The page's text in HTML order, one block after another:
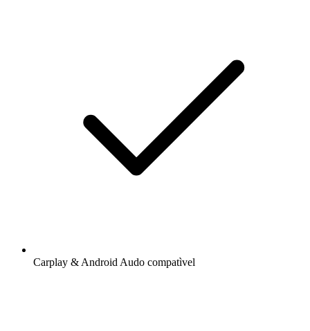
Carplay & Android Audo compatìvel